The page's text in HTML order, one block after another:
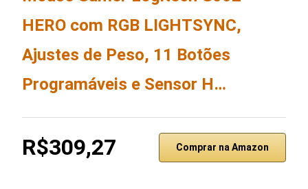
HERO com RGB LIGHTSYNC,
Ajustes de Peso, 11 Botões
Programáveis e Sensor H…
R$309,27 Comprar na Amazon